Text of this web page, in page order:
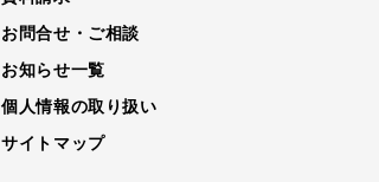
お問合せ・ご相談
お知らせ一覧
個人情報の取り扱い
サイトマップ